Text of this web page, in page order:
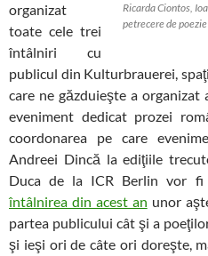
Ricarda Ciontos,
petrecere de
organizat
toate cele trei
întâlniri cu
publicul din Kulturbrauerei,
care ne găzduieşte a
eveniment dedicat prozei
coordonarea pe care
Andreei Dincă la ediţiile
Duca de la ICR Berlin vor
întâlnirea din acest an unor
partea publicului cât şi a
şi ieşi ori de câte ori doreşte,